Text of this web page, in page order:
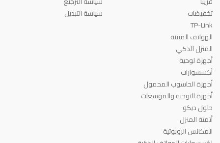
تخفيضات
TP-Link
الهواتف المتينة
المنزل الذكي
أجهزة لوحية
أكسسوارات
أجهزة الحاسوب المحمول
أجهزة التوجيه والموسعات
حلول ديكو
أتمتة المنزل
المكانس الروبوتية
سياسة التبديل